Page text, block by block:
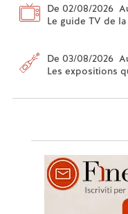
De 02/08/2026
Le guide TV de
De 03/08/2026
Les expositions